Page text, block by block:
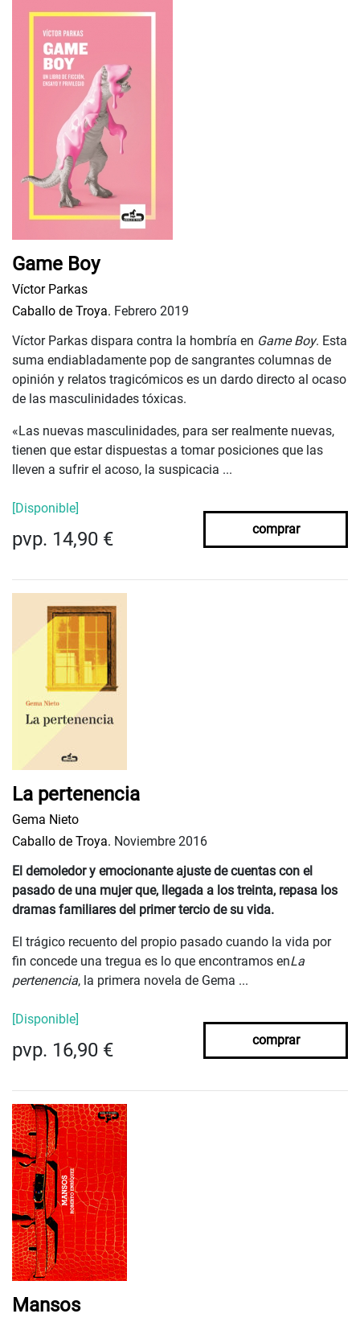
Game Boy
Víctor Parkas
Caballo de Troya. Febrero 2019
Víctor Parkas dispara contra la hombría en Game Boy. Esta
suma endiabladamente pop de sangrantes columnas de
opinión y relatos tragicómicos es un dardo directo al ocaso
de las masculinidades tóxicas.
«Las nuevas masculinidades, para ser realmente nuevas,
tienen que estar dispuestas a tomar posiciones que las
lleven a sufrir el acoso, la suspicacia ...
[Disponible]
pvp. 14,90 € comprar
La pertenencia
Gema Nieto
Caballo de Troya. Noviembre 2016
El demoledor y emocionante ajuste de cuentas con el
pasado de una mujer que, llegada a los treinta, repasa los
dramas familiares del primer tercio de su vida.
El trágico recuento del propio pasado cuando la vida por
fin concede una tregua es lo que encontramos enLa
pertenencia, la primera novela de Gema ...
[Disponible]
pvp. 16,90 € comprar
Mansos